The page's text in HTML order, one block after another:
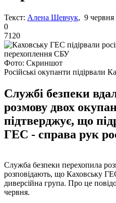
Текст: Алена Шевчук, 9 червня
0
7120
Фото: Скриншот
Російські окупанти підірвали
Службі безпеки
розмову двох
підтверджує, що
ГЕС - справа рук
Служба безпеки перехопила
розповідають, що Каховську
диверсійна група. Про це
червня.